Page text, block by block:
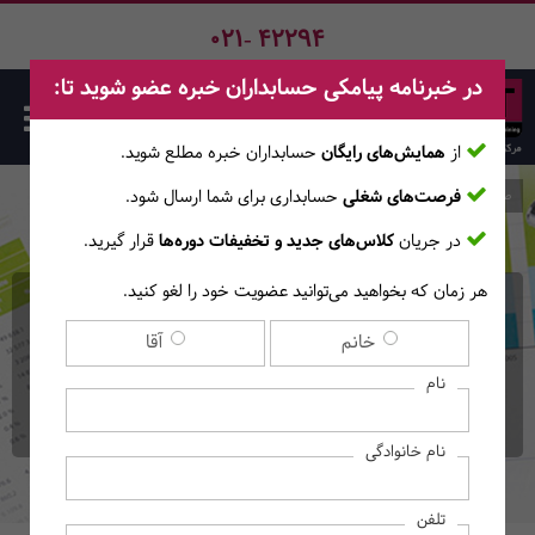
021- 42294
دوره آنلاین کاربرد اکسل در
حسابداری
صفحه اصلی دوره‌ها
در خبرنامه پیامکی حسابداران خبره عضو شوید تا:
از همایش‌های رایگان حسابداران خبره مطلع ‎شوید.
فرصت‌های شغلی حسابداری برای شما ارسال شود.
در جریانکلاس‌های جدید و تخفیفات دوره‌هاقرار گیرید.
هر زمان که بخواهید می‌توانید عضویت خود را لغو کنید.
خانم آقا
نام
نام خانوادگی
تلفن